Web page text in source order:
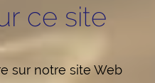
ce site
sur notre site Web